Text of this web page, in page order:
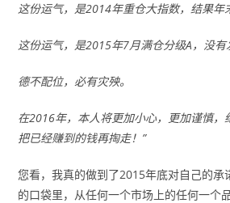
这份运气，是2014年重仓大指数，结果年
这份运气，是2015年7月满仓分级A，没
德不配位，必有灾殃。
在2016年，本人将更加小心，更加谨慎，
把已经赚到的钱再掏走！”
您看，我真的做到了2015年底对自己的承
的口袋里，从任何一个市场上的任何一个